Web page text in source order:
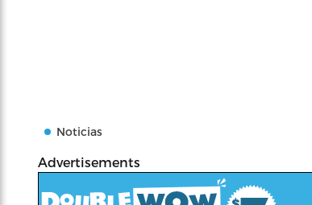
Noticias
Advertisements